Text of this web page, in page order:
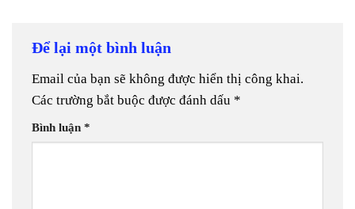
Để lại một bình luận
Email của bạn sẽ không được hiển thị công khai.
Các trường bắt buộc được đánh dấu *
Bình luận *